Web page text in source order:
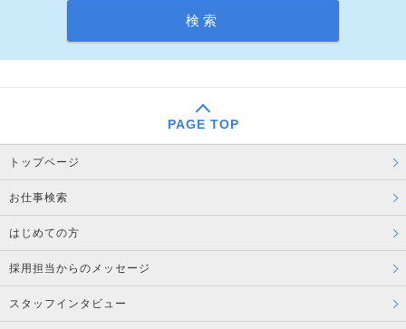
PAGE TOP
トップページ
お仕事検索
はじめての方
採用担当からのメッセージ
スタッフインタビュー